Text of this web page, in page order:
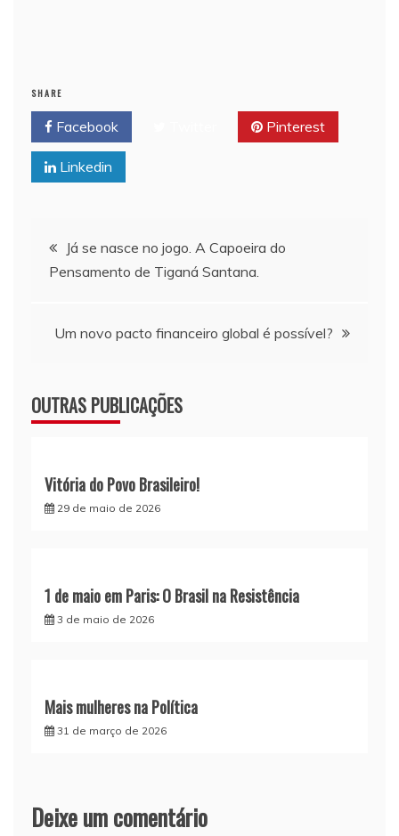
SHARE
Facebook Pinterest
Linkedin
Navegação
de
Post
Já se nasce no jogo. A Capoeira do
Pensamento de Tiganá Santana.
Um novo pacto financeiro global é possível?
OUTRAS PUBLICAÇÕES
Vitória do Povo Brasileiro!
29 de maio de 2026
1 de maio em Paris: O Brasil na Resistência
3 de maio de 2026
Mais mulheres na Política
31 de março de 2026
Deixe um comentário